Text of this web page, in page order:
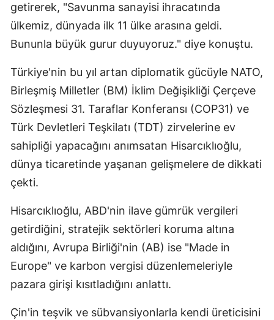
getirerek, "Savunma sanayisi ihracatında
ülkemiz, dünyada ilk 11 ülke arasına geldi.
Bununla büyük gurur duyuyoruz." diye konuştu.
Türkiye'nin bu yıl artan diplomatik gücüyle NATO,
Birleşmiş Milletler (BM) İklim Değişikliği Çerçeve
Sözleşmesi 31. Taraflar Konferansı (COP31) ve
Türk Devletleri Teşkilatı (TDT) zirvelerine ev
sahipliği yapacağını anımsatan Hisarcıklıoğlu,
dünya ticaretinde yaşanan gelişmelere de dikkati
çekti.
Hisarcıklıoğlu, ABD'nin ilave gümrük vergileri
getirdiğini, stratejik sektörleri koruma altına
aldığını, Avrupa Birliği'nin (AB) ise "Made in
Europe" ve karbon vergisi düzenlemeleriyle
pazara girişi kısıtladığını anlattı.
Çin'in teşvik ve sübvansiyonlarla kendi üreticisini